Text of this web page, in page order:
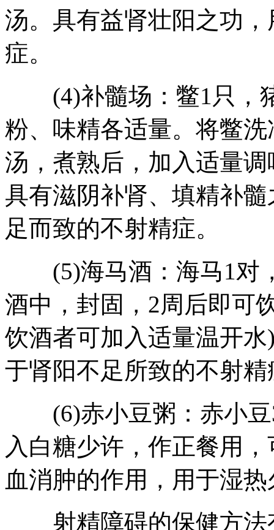
汤。具有益肾壮阳之功
症。
(4)补髓场：鳖1只，
粉、味精各适量。将鳖
汤，煮熟后，加入适量
具有滋阴补肾、填精补
足而致的不射精症。
(5)海马酒：海马1对
酒中，封固，2周后即可
饮酒者可加入适量温开
于肾阳不足所致的不射精
(6)赤小豆粥：赤小豆
入白糖少许，作正餐用
血消肿的作用，用于湿
射精障碍的保健方法